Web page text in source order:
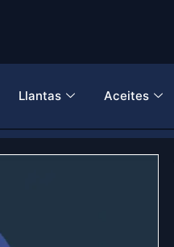
Llantas Aceites